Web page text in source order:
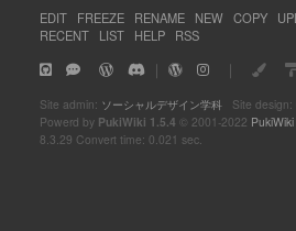
EDIT FREEZE RENAME NEW COPY
RECENT
LIST HELP RSS
｜ ｜
Site admin: ソーシャルデザイン学科Site design:
Powerd by PukiWiki 1.5.4 © 2001-2022
8.3.29 Convert time: 0.021 sec.